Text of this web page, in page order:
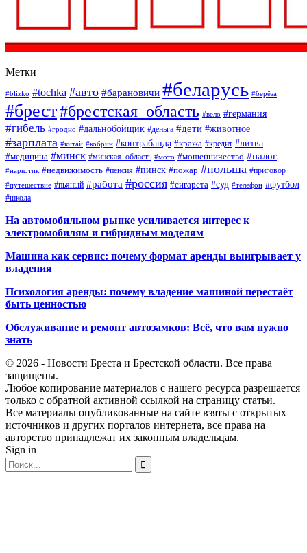
Метки
#blizko #tochka #авто #барановичи #беларусь #берёза
#брест#брестская_область #вело #германия
#гибель #гродно #дальнобойщик #деньга #дети #животное
#зарплата #китай #кобрин #контрабанда #кража #кредит #литва
#медицина #минск #минская_область #мото #мошенничество #налог
#наркотик #недвижимость #пенсия #пинск #пожар #польша #приговор
#путешествие #пьяный #работа #россия #сигарета #суд #телефон #футбол
#школа
На автомобильном рынке усиливается интерес к
электромобилям и гибридным моделям
Машина как сервис: почему формат аренды выигрывает у
владения
Психология аренды: почему владение машиной перестаёт
быть ценностью
Обслуживание и ремонт автозамков: Всё, что вам нужно
знать
© 2026 - Новости Бреста и Брестской области. Все права
защищены.
Любое копирование материалов с нашего ресурса разрешается
только с обратной активной ссылкой на страницу статьи.
Все материалы опубликованные на сайте взяты с открытых
источников и других порталов интернета, все права на
авторство принадлежат их законным владельцам.
Sign in